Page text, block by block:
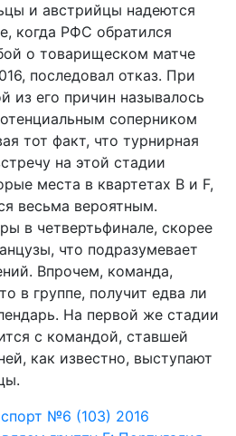
и австрийцы надеются
когда РФС обратился
о товарищеском матче
последовал отказ. При
из его причин называлось
соперником
тот факт, что турнирная
на этой стадии
места в квартетах B и F,
весьма вероятным.
в четвертьфинале, скорее
что подразумевает
Впрочем, команда,
в группе, получит едва ли
На первой же стадии
с командой, ставшей
как известно, выступают
№6 (103) 2016